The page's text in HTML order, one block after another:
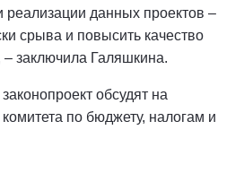
реализации данных проектов –
срыва и повысить качество
заключила Галяшкина.
обсудят на
по бюджету, налогам и